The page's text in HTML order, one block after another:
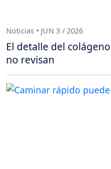
Noticias • JUN 3 / 2026
El detalle del
no revisan